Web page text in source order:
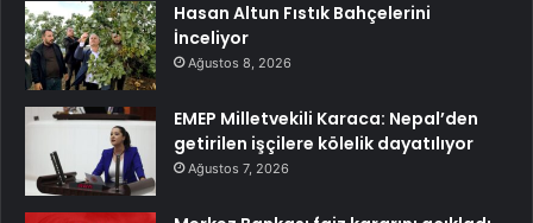
Hasan Altun Fıstık Bahçelerini
İnceliyor
Ağustos 8, 2026
EMEP Milletvekili Karaca: Nepal’den
getirilen işçilere kölelik dayatılıyor
Ağustos 7, 2026